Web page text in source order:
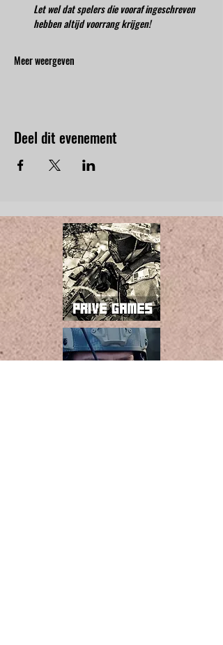
Let wel dat spelers die vooraf ingeschreven
hebben altijd voorrang krijgen!
Meer weergeven
Deel dit evenement